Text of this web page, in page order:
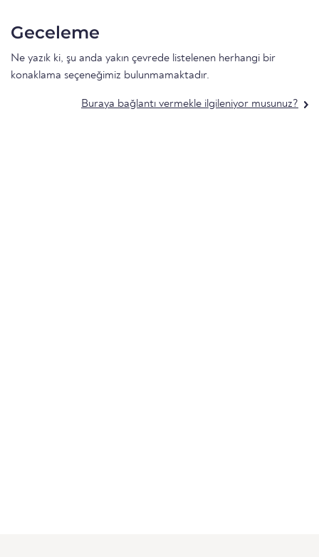
Geceleme
Ne yazık ki, şu anda yakın çevrede listelenen herhangi bir
konaklama seçeneğimiz bulunmamaktadır.
Buraya bağlantı vermekle ilgileniyor musunuz?